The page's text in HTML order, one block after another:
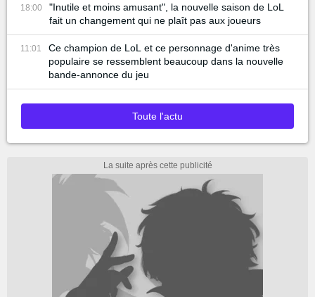
18:00
"Inutile et moins amusant", la nouvelle saison de LoL
fait un changement qui ne plaît pas aux joueurs
11:01
Ce champion de LoL et ce personnage d'anime très
populaire se ressemblent beaucoup dans la nouvelle
bande-annonce du jeu
Toute l'actu